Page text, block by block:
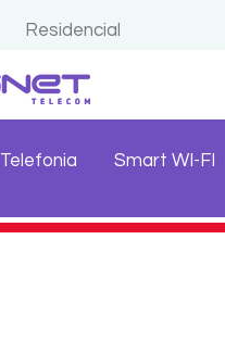
Residencial
Telefonia Smart WI-FI